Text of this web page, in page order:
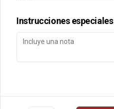
Mi cuenta
Iniciar sesión
Instrucciones especiales